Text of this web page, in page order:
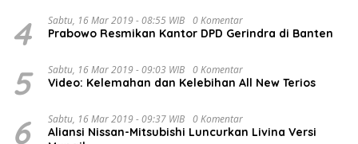
4 Sabtu, 16 Mar 2019 - 08:55 WIB 0 Komentar
Prabowo Resmikan Kantor DPD Gerindra di Banten
5 Sabtu, 16 Mar 2019 - 09:03 WIB 0 Komentar
Video: Kelemahan dan Kelebihan All New Terios
6 Sabtu, 16 Mar 2019 - 09:37 WIB 0 Komentar
Aliansi Nissan-Mitsubishi Luncurkan Livina Versi